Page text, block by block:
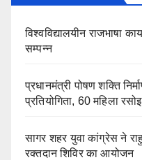
विश्वविद्यालयीन राजभाषा
सम्पन्न
प्रधानमंत्री पोषण शक्ति
प्रतियोगिता, 60 महिला
सागर शहर युवा कांग्रेस ने
रक्तदान शिविर का आयोजन